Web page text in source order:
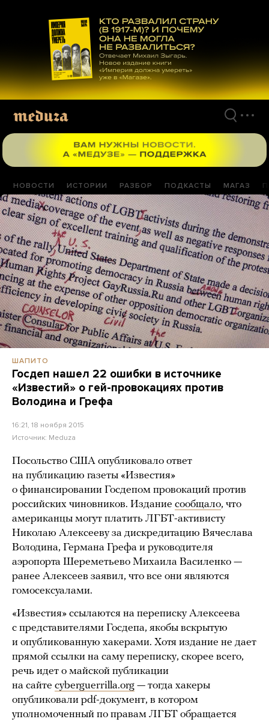
материалам
НОВОСТИ ИСТОРИИ РАЗБОР ПОДКАСТЫ МАГАЗ
ШАПИТО
Госдеп нашел 22 ошибки в источнике
«Известий» о гей-провокациях против
Володина и Грефа
16:21, 18 ноября 2015
Источник: Meduza
Посольство США опубликовало ответ
на публикацию газеты «Известия»
о финансировании Госдепом провокаций против
российских чиновников. Издание сообщало, что
американцы могут платить ЛГБТ-активисту
Николаю Алексееву за дискредитацию Вячеслава
Володина, Германа Грефа и руководителя
аэропорта Шереметьево Михаила Василенко —
ранее Алексеев заявил, что все они являются
гомосексуалами.
«Известия» ссылаются на переписку Алексеева
с представителями Госдепа, якобы вскрытую
и опубликованную хакерами. Хотя издание не дает
прямой ссылки на саму переписку, скорее всего,
речь идет о майской публикации
на сайте cyberguerrilla.org — тогда хакеры
опубликовали pdf-документ, в котором
уполномоченный по правам ЛГБТ обращается